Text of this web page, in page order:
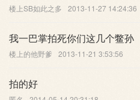
楼上SB如此之多 2013-11-27 14:24:36
我一巴掌拍死你们这几个鳖孙
楼上的他野爹 2013-11-21 3:53:56
拍的好